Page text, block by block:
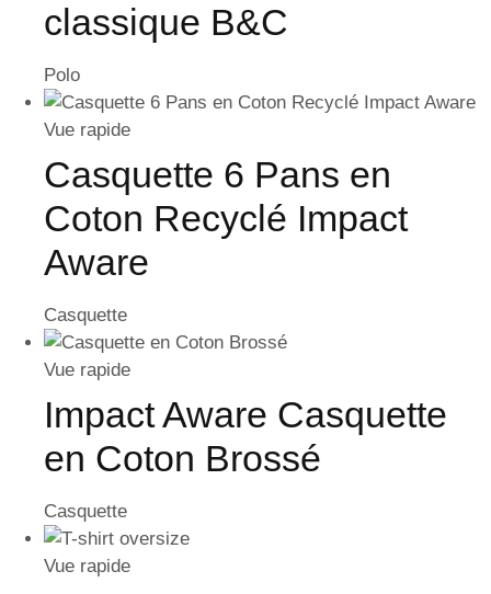
classique B&C
Polo
Vue rapide
Casquette 6 Pans en
Coton Recyclé Impact
Aware
Casquette
Vue rapide
Impact Aware Casquette
en Coton Brossé
Casquette
Vue rapide